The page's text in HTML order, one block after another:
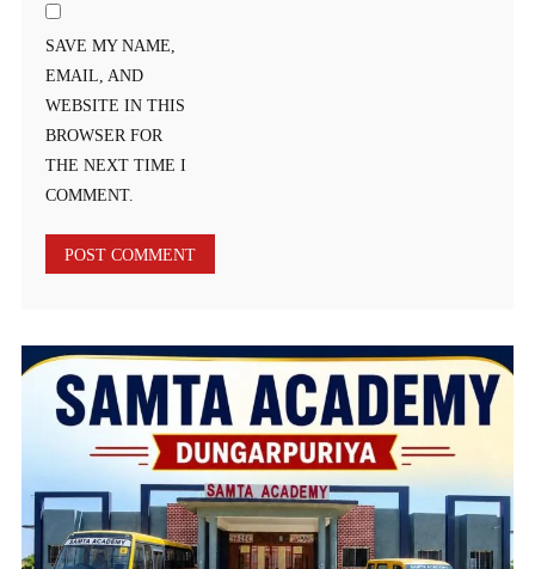
SAVE MY NAME,
EMAIL, AND
WEBSITE IN THIS
BROWSER FOR
THE NEXT TIME I
COMMENT.